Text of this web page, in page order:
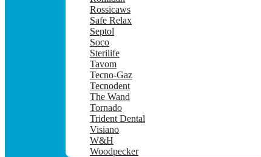
Rossicaws
Safe Relax
Septol
Soco
Sterilife
Tavom
Tecno-Gaz
Tecnodent
The Wand
Tornado
Trident Dental
Visiano
W&H
Woodpecker